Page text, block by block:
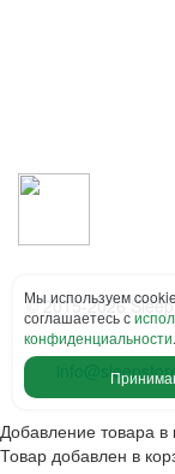
© 2015-2026 Sleep
Добавление товара в
Товар добавлен в
Мы используем
соглашаетесь с
конфиденциальности.